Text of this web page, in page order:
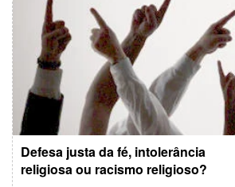
Defesa justa da fé, intolerância
religiosa ou racismo religioso?